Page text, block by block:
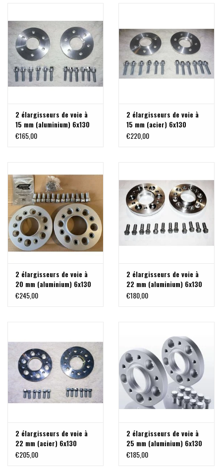
2 élargisseurs de voie à
15 mm (aluminium) 6x130
M14x1,5
€165,00
2 élargisseurs de voie à
15 mm (acier) 6x130
M14x1,5
€220,00
2 élargisseurs de voie à
20 mm (aluminium) 6x130
M14x1,5 pour Sprinter,
€245,00
2 élargisseurs de voie à
22 mm (aluminium) 6x130
M14x1,5
€180,00
2 élargisseurs de voie à
22 mm (acier) 6x130
M14x1,5
€205,00
2 élargisseurs de voie à
25 mm (aluminium) 6x130
M14x1,5
€185,00